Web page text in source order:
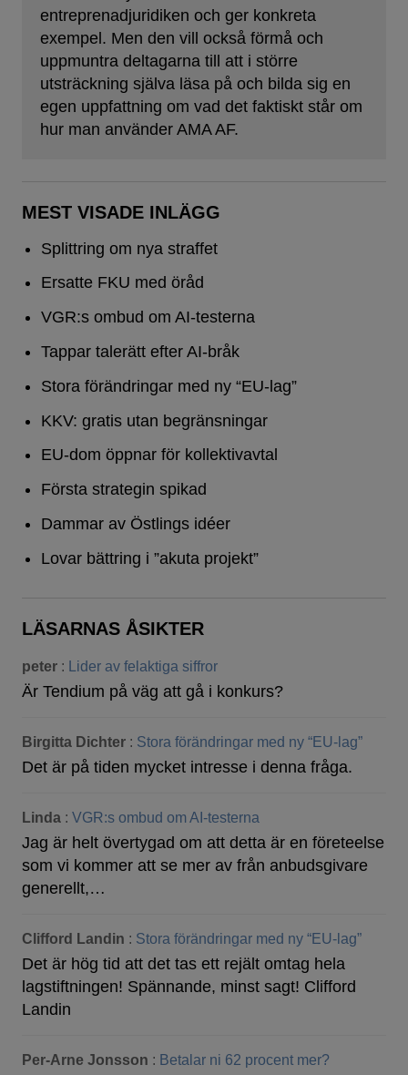
entreprenadjuridiken och ger konkreta
exempel. Men den vill också förmå och
uppmuntra deltagarna till att i större
utsträckning själva läsa på och bilda sig en
egen uppfattning om vad det faktiskt står om
hur man använder AMA AF.
MEST VISADE INLÄGG
Splittring om nya straffet
Ersatte FKU med öråd
VGR:s ombud om AI-testerna
Tappar talerätt efter AI-bråk
Stora förändringar med ny “EU-lag”
KKV: gratis utan begränsningar
EU-dom öppnar för kollektivavtal
Första strategin spikad
Dammar av Östlings idéer
Lovar bättring i ”akuta projekt”
LÄSARNAS ÅSIKTER
peter : Lider av felaktiga siffror
Är Tendium på väg att gå i konkurs?
Birgitta Dichter : Stora förändringar med ny “EU-lag”
Det är på tiden mycket intresse i denna fråga.
Linda : VGR:s ombud om AI-testerna
Jag är helt övertygad om att detta är en företeelse
som vi kommer att se mer av från anbudsgivare
generellt,…
Clifford Landin : Stora förändringar med ny “EU-lag”
Det är hög tid att det tas ett rejält omtag hela
lagstiftningen! Spännande, minst sagt! Clifford
Landin
Per-Arne Jonsson : Betalar ni 62 procent mer?